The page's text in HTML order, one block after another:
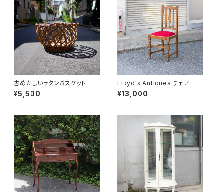
古めかしいラタンバスケット
¥5,500
Lloyd's Antiques チェア
¥13,000